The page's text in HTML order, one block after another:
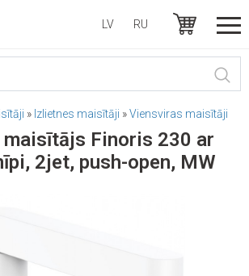
LV RU
» Izlietnes maisītāji »Viensviras maisītāji
Finoris 230 ar
2jet, push-open, MW